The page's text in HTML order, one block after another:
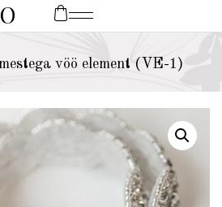
vöö element (VE-1)